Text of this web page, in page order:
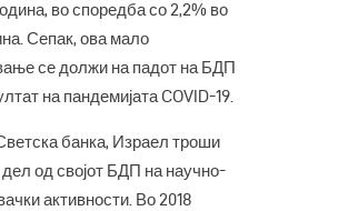
во споредба со 2,2% во
Сепак, ова мало
се должи на падот на БДП
на пандемијата COVID-19.
банка, Израел троши
дел од својот БДП на научно-
активности. Во 2018